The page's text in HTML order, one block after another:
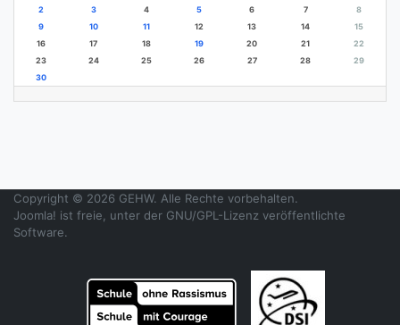
2
3 4 5 6 7
8
9
10 11 12 13 14
15
16
17 18 19 20 21
22
23
24 25 26 27 28
29
30
Copyright © 2026 GEHW. Alle Rechte vorbehalten.
Joomla! ist freie, unter der GNU/GPL-Lizenz veröffentlichte
Software.